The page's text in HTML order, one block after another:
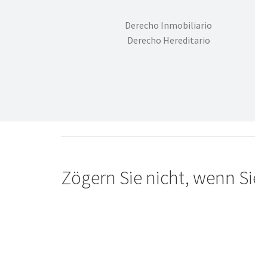
Derecho Inmobiliario
Derecho Hereditario
Zögern Sie nicht, wenn